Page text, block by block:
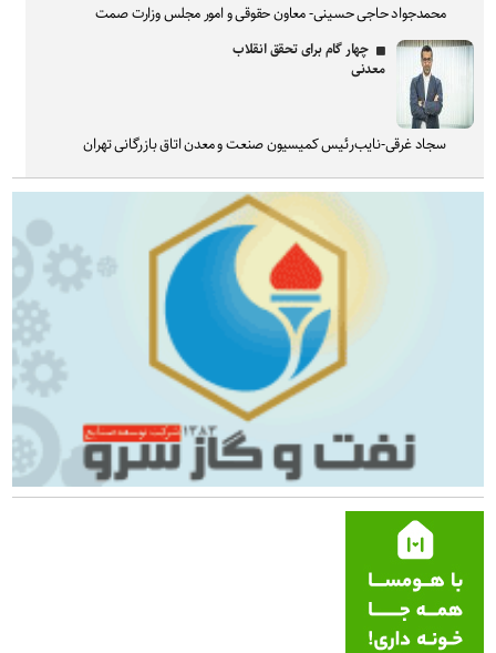
محمدجواد حاجی حسینی- معاون حقوقی و امور مجلس وزارت صمت
چهار گام برای تحقق انقلاب
معدنی
سجاد غرقی-نایب‌رئیس کمیسیون صنعت و معدن اتاق بازرگانی تهران